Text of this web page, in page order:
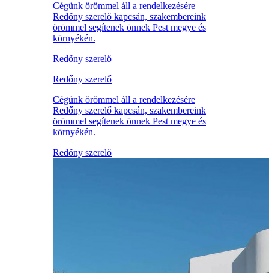
Cégünk örömmel áll a rendelkezésére
Redőny szerelő kapcsán, szakembereink
örömmel segítenek önnek Pest megye és
környékén.
Redőny szerelő
Redőny szerelő
Cégünk örömmel áll a rendelkezésére
Redőny szerelő kapcsán, szakembereink
örömmel segítenek önnek Pest megye és
környékén.
Redőny szerelő